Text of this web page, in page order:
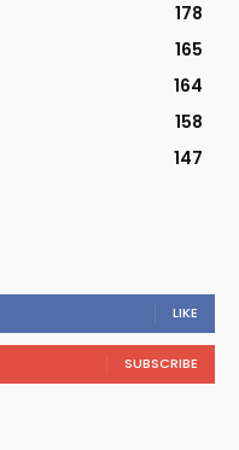
178
165
164
158
147
LIKE
SUBSCRIBE